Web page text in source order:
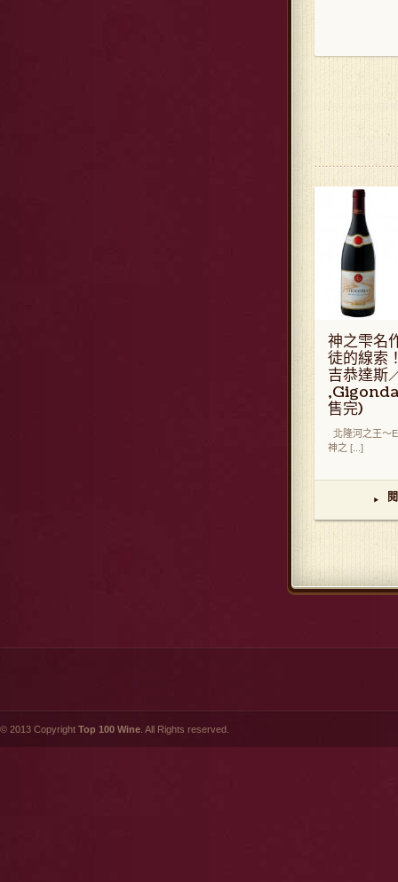
神之雫名
徒的線索
吉恭達斯
售完)
北隆河之王～
神之 [...]
▸
© 2013 Copyright Top 100 Wine . All Rights reserved.